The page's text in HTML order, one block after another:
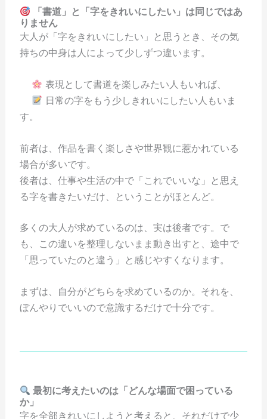
「書道」と「字をきれいにしたい」は同じではあ
りません
大人が「字をきれいにしたい」と思うとき、その気
持ちの中身は人によって少しずつ違います。
表現として書道を楽しみたい人もいれば、
日常の字をもう少しきれいにしたい人もいま
す。
前者は、作品を書く楽しさや世界観に惹かれている
場合が多いです。
後者は、仕事や生活の中で「これでいいな」と思え
る字を書きたいだけ、ということがほとんど。
多くの大人が求めているのは、実は後者です。で
も、この違いを整理しないまま動き出すと、途中で
「思っていたのと違う」と感じやすくなります。
まずは、自分がどちらを求めているのか。それを、
ぼんやりでいいので意識するだけで十分です。
最初に考えたいのは「どんな場面で困っている
か」
字を全部きれいにしようと考えると、それだけで少